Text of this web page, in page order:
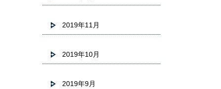
2019年11月
2019年10月
2019年9月